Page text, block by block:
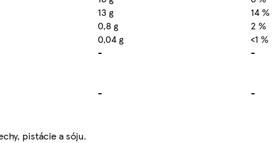
13 g
14 %
0,8 g
2 %
0,04 g
<1 %
- -
- -
pistácie a sóju.